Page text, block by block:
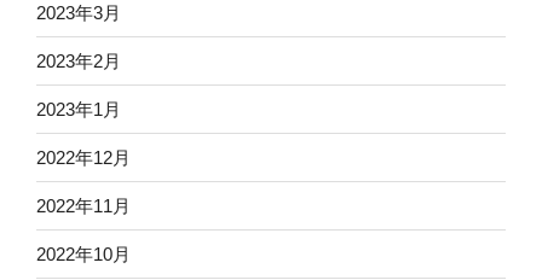
2023年3月
2023年2月
2023年1月
2022年12月
2022年11月
2022年10月